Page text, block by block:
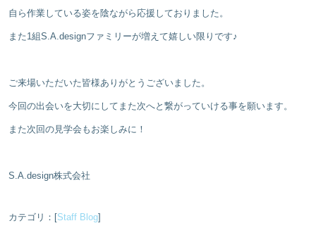
自ら作業している姿を陰ながら応援しておりました。
また1組S.A.designファミリーが増えて嬉しい限りです♪
ご来場いただいた皆様ありがとうございました。
今回の出会いを大切にしてまた次へと繋がっていける事を願います。
また次回の見学会もお楽しみに！
S.A.design株式会社
カテゴリ：[Staff Blog]